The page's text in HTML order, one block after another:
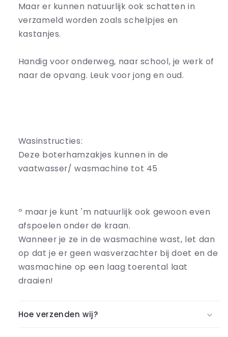
Maar er kunnen natuurlijk ook schatten in
verzameld worden zoals schelpjes en
kastanjes.
Handig voor onderweg, naar school, je werk of
naar de opvang. Leuk voor jong en oud.
Wasinstructies:
Deze boterhamzakjes kunnen in de
vaatwasser/ wasmachine tot 45
º maar je kunt 'm natuurlijk ook gewoon even
afspoelen onder de kraan.
Wanneer je ze in de wasmachine wast, let dan
op dat je er geen wasverzachter bij doet en de
wasmachine op een laag toerental laat
draaien!
Hoe verzenden wij?